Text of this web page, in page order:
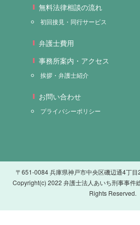
無料法律相談の流れ
初回接見・同行サービス
弁護士費用
事務所案内・アクセス
挨拶・弁護士紹介
お問い合わせ
プライバシーポリシー
〒651-0084 兵庫県神戸市中央区磯辺通4丁
Copyright(c) 2022 弁護士法人あいち刑事事件
Rights Reserved.